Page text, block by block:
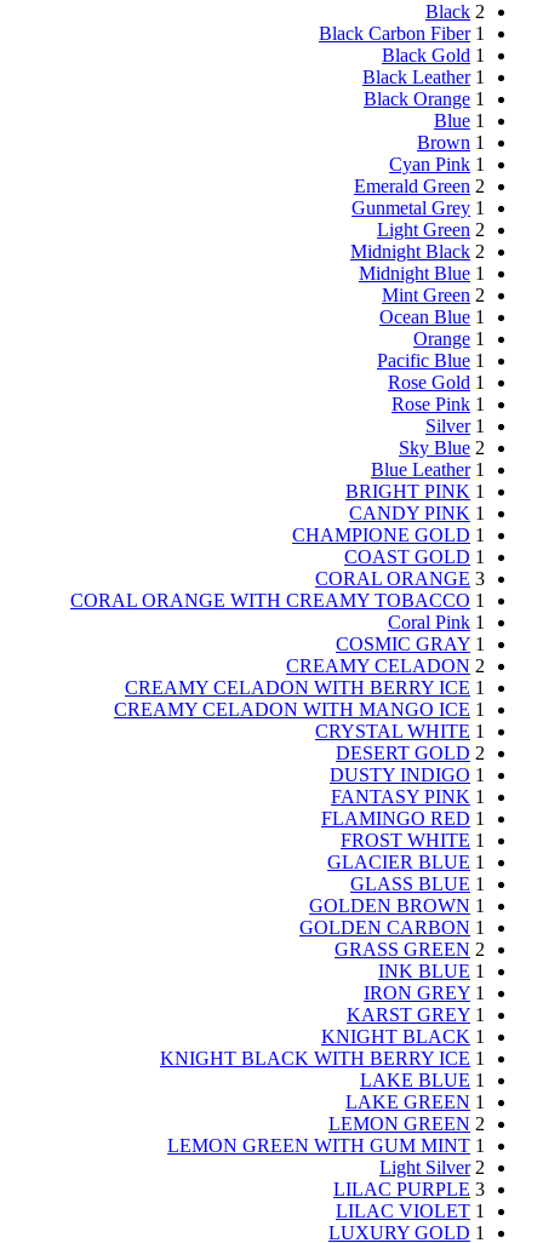
Black 2
Black Carbon Fiber 1
Black Gold 1
Black Leather 1
Black Orange 1
Blue 1
Brown 1
Cyan Pink 1
Emerald Green 2
Gunmetal Grey 1
Light Green 2
Midnight Black 2
Midnight Blue 1
Mint Green 2
Ocean Blue 1
Orange 1
Pacific Blue 1
Rose Gold 1
Rose Pink 1
Silver 1
Sky Blue 2
Blue Leather 1
BRIGHT PINK 1
CANDY PINK 1
CHAMPIONE GOLD 1
COAST GOLD 1
CORAL ORANGE 3
CORAL ORANGE WITH CREAMY TOBACCO 1
Coral Pink 1
COSMIC GRAY 1
CREAMY CELADON 2
CREAMY CELADON WITH BERRY ICE 1
CREAMY CELADON WITH MANGO ICE 1
CRYSTAL WHITE 1
DESERT GOLD 2
DUSTY INDIGO 1
FANTASY PINK 1
FLAMINGO RED 1
FROST WHITE 1
GLACIER BLUE 1
GLASS BLUE 1
GOLDEN BROWN 1
GOLDEN CARBON 1
GRASS GREEN 2
INK BLUE 1
IRON GREY 1
KARST GREY 1
KNIGHT BLACK 1
KNIGHT BLACK WITH BERRY ICE 1
LAKE BLUE 1
LAKE GREEN 1
LEMON GREEN 2
LEMON GREEN WITH GUM MINT 1
Light Silver 2
LILAC PURPLE 3
LILAC VIOLET 1
LUXURY GOLD 1